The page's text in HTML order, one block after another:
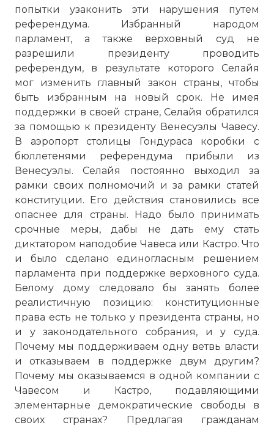
попытки узаконить эти нарушения путем
референдума. Избранный народом
парламент, а также верховный суд не
разрешили президенту проводить
референдум, в результате которого Селайя
мог изменить главный закон страны, чтобы
быть избранным на новый срок. Не имея
поддержки в своей стране, Селайя обратился
за помощью к президенту Венесуэлы Чавесу.
В аэропорт столицы Гондураса коробки с
бюллетенями референдума прибыли из
Венесуэлы. Селайя постоянно выходил за
рамки своих полномочий и за рамки статей
конституции. Его действия становились все
опаснее для страны. Надо было принимать
срочные меры, дабы не дать ему стать
диктатором наподобие Чавеса или Кастро. Что
и было сделано единогласным решением
парламента при поддержке верховного суда.
Белому дому следовало бы занять более
реалистичную позицию: конституционные
права есть не только у президента страны, но
и у законодательного собрания, и у суда.
Почему мы поддерживаем одну ветвь власти
и отказываем в поддержке двум другим?
Почему мы оказываемся в одной компании с
Чавесом и Кастро, подавляющими
элементарные демократические свободы в
своих странах? Предлагая гражданам
☓
Опасный альянс: Уго Чавес и Мигель Селайя
Имя:
Комментарий:
Проверочный код: